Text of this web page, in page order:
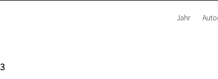
3
Jahr